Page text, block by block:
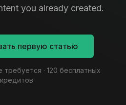
you already created.
первую статью
требуется · 120 бесплатных
кредитов